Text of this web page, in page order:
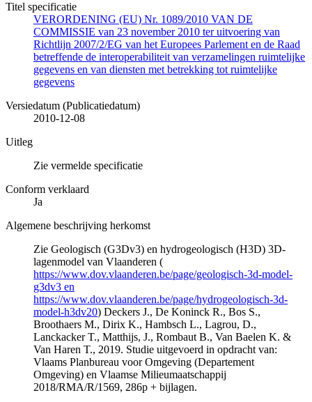
Titel specificatie
VERORDENING (EU) Nr. 1089/2010 VAN DE
COMMISSIE van 23 november 2010 ter uitvoering van
Richtlijn 2007/2/EG van het Europees Parlement en de Raad
betreffende de interoperabiliteit van verzamelingen ruimtelijke
gegevens en van diensten met betrekking tot ruimtelijke
gegevens
Versiedatum (Publicatiedatum)
2010-12-08
Uitleg
Zie vermelde specificatie
Conform verklaard
Ja
Algemene beschrijving herkomst
Zie Geologisch (G3Dv3) en hydrogeologisch (H3D) 3D-
lagenmodel van Vlaanderen (
https://www.dov.vlaanderen.be/page/geologisch-3d-model-
g3dv3 en
https://www.dov.vlaanderen.be/page/hydrogeologisch-3d-
model-h3dv20) Deckers J., De Koninck R., Bos S.,
Broothaers M., Dirix K., Hambsch L., Lagrou, D.,
Lanckacker T., Matthijs, J., Rombaut B., Van Baelen K. &
Van Haren T., 2019. Studie uitgevoerd in opdracht van:
Vlaams Planbureau voor Omgeving (Departement
Omgeving) en Vlaamse Milieumaatschappij
2018/RMA/R/1569, 286p + bijlagen.